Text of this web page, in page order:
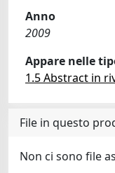
Anno
2009
Appare nelle
1.5 Abstract in
File in questo
Non ci sono file